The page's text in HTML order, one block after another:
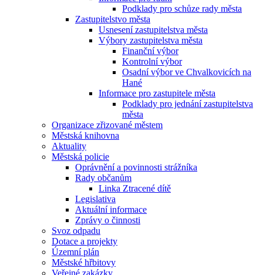
Podklady pro schůze rady města
Zastupitelstvo města
Usnesení zastupitelstva města
Výbory zastupitelstva města
Finanční výbor
Kontrolní výbor
Osadní výbor ve Chvalkovicích na
Hané
Informace pro zastupitele města
Podklady pro jednání zastupitelstva
města
Organizace zřizované městem
Městská knihovna
Aktuality
Městská policie
Oprávnění a povinnosti strážníka
Rady občanům
Linka Ztracené dítě
Legislativa
Aktuální informace
Zprávy o činnosti
Svoz odpadu
Dotace a projekty
Územní plán
Městské hřbitovy
Veřejné zakázky